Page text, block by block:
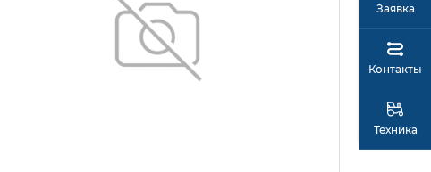
Заявка
Техника
Контакты